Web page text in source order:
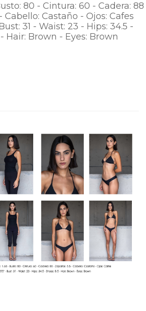
80 - Cintura: 60 - Cadera: 88
Cabello: Castaño - Ojos: Cafes
31 - Waist: 23 - Hips: 34.5 -
- Hair: Brown - Eyes: Brown